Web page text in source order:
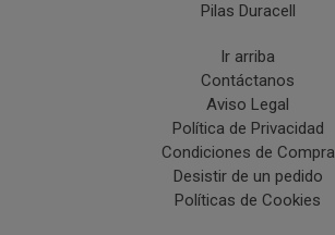
Pilas Duracell
Ir arriba
Contáctanos
Aviso Legal
Política de Privacidad
Condiciones de Compra
Desistir de un pedido
Políticas de Cookies